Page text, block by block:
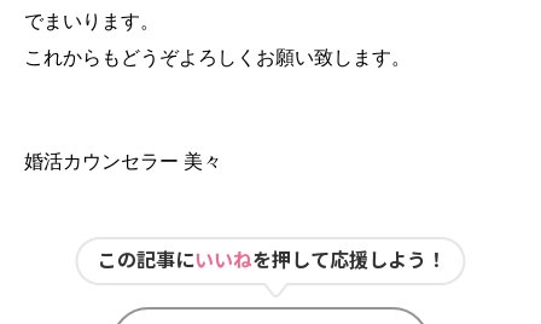
でまいります。
これからもどうぞよろしくお願い致します。
婚活カウンセラー 美々
この記事にいいねを押して応援しよう！